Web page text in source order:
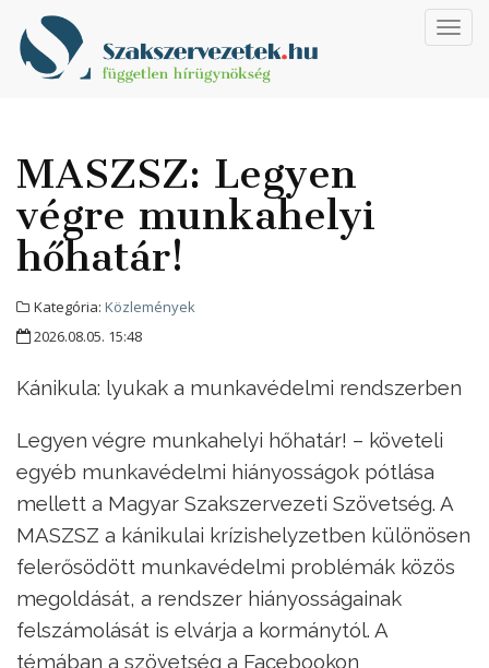
MASZSZ: Legyen
végre munkahelyi
hőhatár!
Kategória: Közlemények
2026.08.05. 15:48
Kánikula: lyukak a munkavédelmi rendszerben
Legyen végre munkahelyi hőhatár! – követeli
egyéb munkavédelmi hiányosságok pótlása
mellett a Magyar Szakszervezeti Szövetség. A
MASZSZ a kánikulai krízishelyzetben különösen
felerősödött munkavédelmi problémák közös
megoldását, a rendszer hiányosságainak
felszámolását is elvárja a kormánytól. A
témában a szövetség a Facebookon